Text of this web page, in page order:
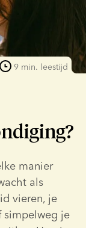
9 min. leestijd
manier
als
vieren, je
simpelweg je